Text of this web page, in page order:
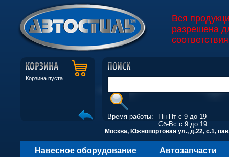
Вся
разрешена
Корзина пуста
Время работы:
Пн-Пт с 9 до 19
Сб-Вс с 9 до 19
Москва, Южнопортовая ул., д.22, с.1,
Навесное оборудование Автозапчасти